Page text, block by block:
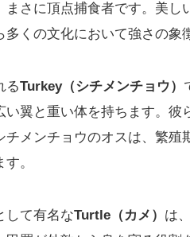
さに頂点捕食者です。美
くの文化において強さの象
るTurkey（シチメンチョウ）
翼と重い体を持ちます。
メンチョウのオスは、繁
。
して有名なTurtle（カメ） は